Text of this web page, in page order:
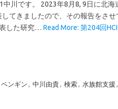
川です。 2023年8月8, 9日に北海
てきましたので、その報告をさせ
した研究… Read More: 第204回
ペンギン , 中川由貴, 検索, 水族館支援 ,